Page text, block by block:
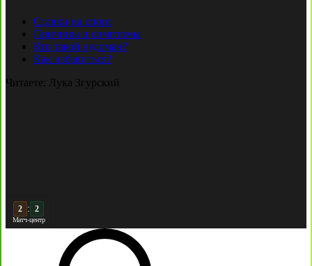
Ставки на спорт
Причины и симптомы
Кто такой лудоман?
Как избавиться?
Читаете: Лука Згурский
3 : 2
Матч-центр